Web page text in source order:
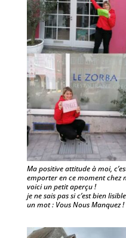
Ma positive attitude à moi,
emporter en ce moment chez
voici un petit aperçu !
je ne sais pas si c’est bien
un mot : Vous Nous Manquez !